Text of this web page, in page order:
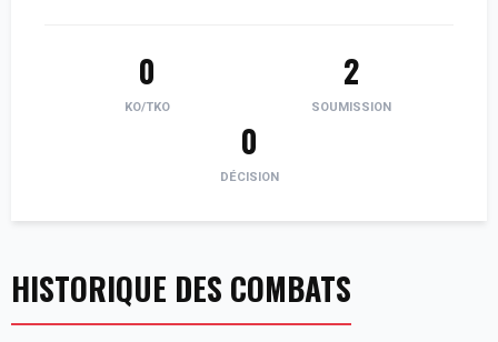
0
KO/TKO
2
SOUMISSION
0
DÉCISION
HISTORIQUE DES COMBATS